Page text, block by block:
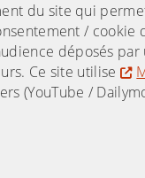
du site qui
/ cookie
déposés
Ce site utilise
(YouTube /